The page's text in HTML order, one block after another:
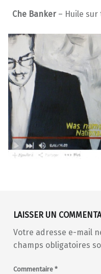
Che Banker – Huile sur
LAISSER UN
Votre adresse e-mail
champs obligatoires
Commentaire *